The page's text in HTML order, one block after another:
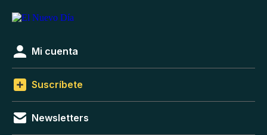
Mi cuenta
Suscríbete
Newsletters